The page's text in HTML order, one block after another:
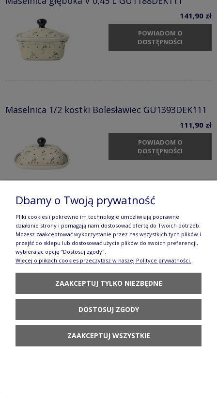
141,90 zł
POWIADOM O
DOSTĘPNOŚCI
Maselnica 1/2 kostki Bolesławiec GU1393DEK111
111,90 zł
POWIADOM O
DOSTĘPNOŚCI
Maselnica kostka masła Bolesławiec
GU1394DEK111
Miska ø 11,5 cm V 0,3 L GU1836DEK111
Dbamy o Twoją prywatność
Pliki cookies i pokrewne im technologie umożliwiają poprawne
działanie strony i pomagają nam dostosować ofertę do Twoich potrzeb.
Możesz zaakceptować wykorzystanie przez nas wszystkich tych plików i
przejść do sklepu lub dostosować użycie plików do swoich preferencji,
wybierając opcję "Dostosuj zgody".
Więcej o plikach cookies przeczytasz w naszej Polityce prywatności.
ZAAKCEPTUJ TYLKO NIEZBĘDNE
DOSTOSUJ ZGODY
ZAAKCEPTUJ WSZYSTKIE